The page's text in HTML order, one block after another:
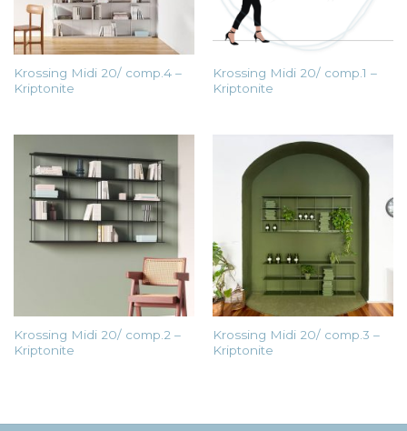
Krossing Midi 20/ comp.4 –
Kriptonite
Krossing Midi 20/ comp.1 –
Kriptonite
Krossing Midi 20/ comp.2 –
Kriptonite
Krossing Midi 20/ comp.3 –
Kriptonite